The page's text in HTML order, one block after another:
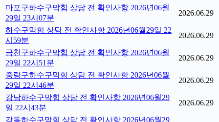
마포구하수구막힘 상담 전 확인사항 2026년06월
29일 23시07분
2026.06.29
하수구막힘 상담 전 확인사항 2026년06월29일 22
시59분
2026.06.29
금천구하수구막힘 상담 전 확인사항 2026년06월
29일 22시51분
2026.06.29
중랑구하수구막힘 상담 전 확인사항 2026년06월
29일 22시46분
2026.06.29
강남하수구막힘 상담 전 확인사항 2026년06월29
일 22시43분
2026.06.29
강동하수구막힘 상담 전 확인사항 2026년06월29